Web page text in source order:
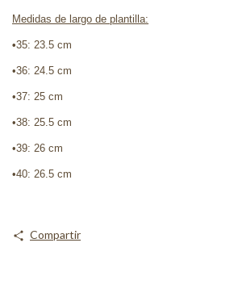
Medidas de largo de plantilla:
•35: 23.5 cm
•36: 24.5 cm
•37: 25 cm
•38: 25.5 cm
•39: 26 cm
•40: 26.5 cm
Compartir